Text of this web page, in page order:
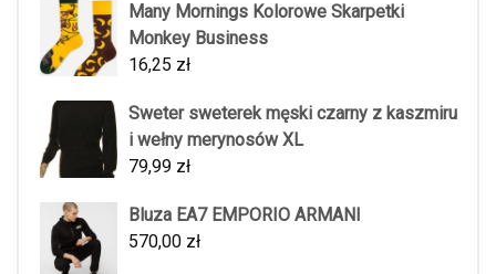
Many Mornings Kolorowe Skarpetki
Monkey Business
16,25 zł
Sweter sweterek męski czarny z kaszmiru
i wełny merynosów XL
79,99 zł
Bluza EA7 EMPORIO ARMANI
570,00 zł